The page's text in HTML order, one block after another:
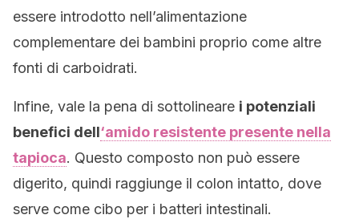
essere introdotto nell’alimentazione
complementare dei bambini proprio come altre
fonti di carboidrati.
Infine, vale la pena di sottolineare i potenziali
benefici dell‘amido resistente presente nella
tapioca. Questo composto non può essere
digerito, quindi raggiunge il colon intatto, dove
serve come cibo per i batteri intestinali.